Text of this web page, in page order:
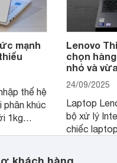
mạnh
thế hệ
phân khúc
1kg
nhu cầu
Lenovo
chọn
nhỏ và
24/09/2025
Laptop
bộ xử lý
chiếc
hay thậm